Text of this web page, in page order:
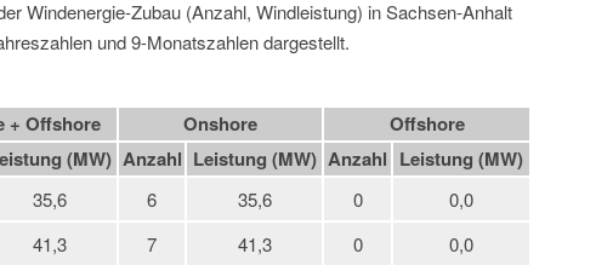
Windenergie-Zubau (Anzahl, Windleistung) in Sachsen-Anhalt
und 9-Monatszahlen dargestellt.
+ Offshore Onshore
Offshore
(MW) Anzahl Leistung (MW) Anzahl Leistung (MW)
35,6 6 35,6 0
0,0
41,3 7 41,3 0 0,0